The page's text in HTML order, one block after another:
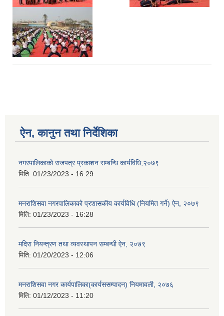
ऐन, कानुन तथा निर्देशिका
नगरपालिकाको राजपत्र प्रकाशन सम्बन्धि कार्यविधि,२०७९
मिति: 01/23/2023 - 16:29
मनराशिसवा नगरपालिकाको प्रशासकीय कार्यविधि (नियमित गर्ने) ऐन, २०७९
मिति: 01/23/2023 - 16:28
मदिरा नियन्त्रण तथा व्यवस्थापन सम्बन्धी ऐन, २०७९
मिति: 01/20/2023 - 12:06
मनराशिसवा नगर कार्यपालिका(कार्यससम्पादन) नियमावली, २०७६
मिति: 01/12/2023 - 11:20